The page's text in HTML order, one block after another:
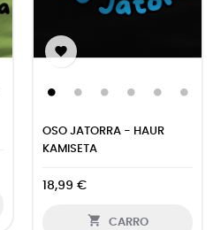

OSO JATORRA - HAUR
KAMISETA
18,99 €
 CARRO